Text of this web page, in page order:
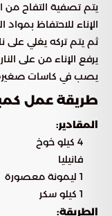
يتم تصفية التفاح من
الإناء للاحتفاظ بمواد
ثم يتم تركه يغلي على نار
يرفع الإناء من على
يصب في كاسات صغيرة
طريقة عمل
المقادير:
4 كيلو خوخ
فانيليا
1 ليمونة معصورة
1 كيلو سكر
الطريقة: